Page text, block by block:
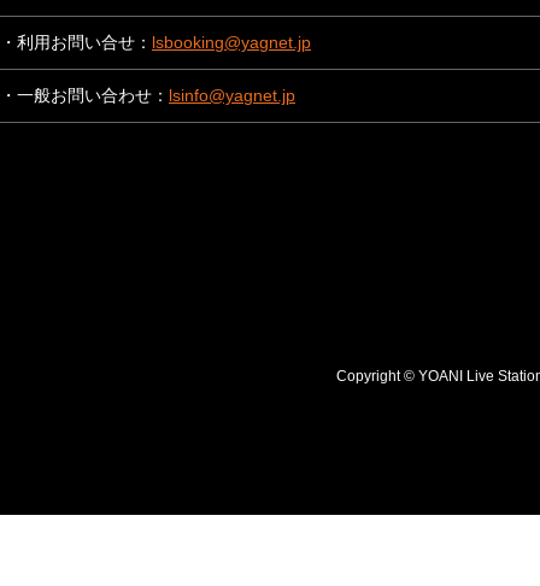
・利用お問い合せ： lsbooking@yagnet.jp
・一般お問い合わせ： lsinfo@yagnet.jp
Copyright © YOANI Live